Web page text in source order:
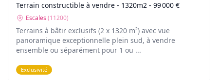
Terrain constructible à vendre - 1320m2 - 99 000 €
Escales (11200)
Terrains à bâtir exclusifs (2 x 1320 m²) avec vue
panoramique exceptionnelle plein sud, à vendre
ensemble ou séparément pour 1 ou ...
Exclusivité